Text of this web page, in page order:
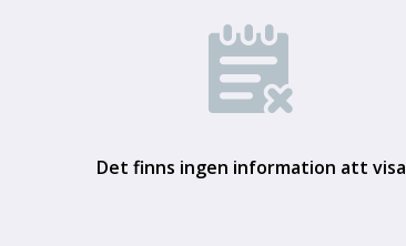
Det finns ingen information att visa